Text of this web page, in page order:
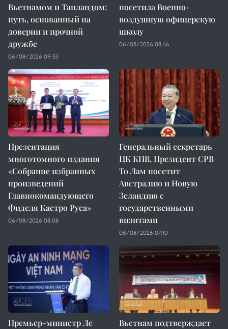
Вьетнамом и Таиландом:
путь, основанный на
доверии и прочной
дружбе
06/08/2026 09:53
посетила Военно-
воздушную офицерскую
школу
06/08/2026 08:46
Презентация
многотомного издания
«Собрание избранных
произведений
Главнокомандующего
Фиделя Кастро Руса»
06/08/2026 08:08
Генеральный секретарь
ЦК КПВ, Президент СРВ
То Лам посетит
Австралию и Новую
Зеландию с
государственными
визитами
06/08/2026 07:10
Премьер-министр Ле
Вьетнам подтверждает